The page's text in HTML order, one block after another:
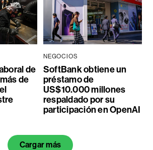
de
de
NEGOCIOS
SoftBank obtiene un
préstamo de
US$10.000 millones
respaldado por su
participación en OpenAI
Cargar más